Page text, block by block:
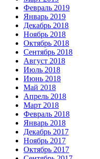
Февраль 2019
Январь 2019
Декабрь 2018
Ноябрь 2018
Октябрь 2018
Сентябрь 2018
Август 2018
Июль 2018
Июнь 2018
Май 2018
Апрель 2018
Март 2018
Февраль 2018
Январь 2018
Декабрь 2017
Ноябрь 2017
Октябрь 2017